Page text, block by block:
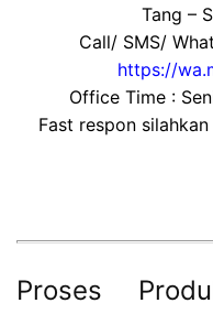
Tang –
Call/ SMS/
https://
Office Time :
Fast respon
Proses